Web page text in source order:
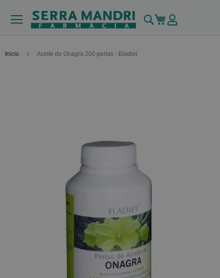
Buscar
Mi carrito
Inicio Aceite de Onagra 200 perlas - Eladiet